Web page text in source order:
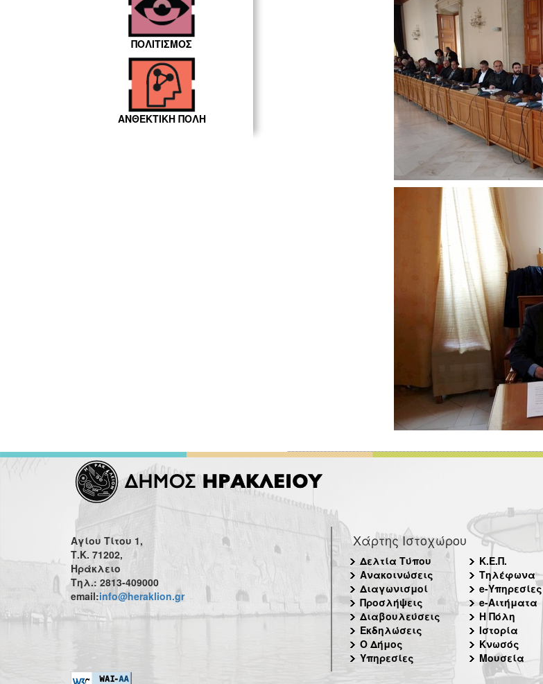
ΠΟΛΙΤΙΣΜΟΣ
ΑΝΘΕΚΤΙΚΗ ΠΟΛΗ
Αγίου Τίτου 1,
Τ.Κ. 71202,
Ηράκλειο
Τηλ.: 2813-409000
email:info@heraklion.gr
Χάρτης Ιστοχώρου
Δελτία Τύπου
Ανακοινώσεις
Διαγωνισμοί
Προσλήψεις
Διαβουλεύσεις
Εκδηλώσεις
Ο Δήμος
Υπηρεσίες
Κ.Ε.Π.
Τηλέφωνα
e-Υπηρεσίες
e-Αιτήματα
Η Πόλη
Ιστορία
Κνωσός
Μουσεία